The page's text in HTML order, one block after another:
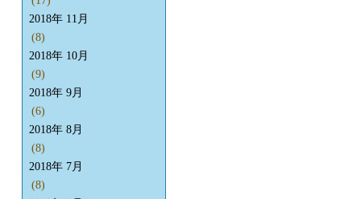
2018年 11月
(8)
2018年 10月
(9)
2018年 9月
(6)
2018年 8月
(8)
2018年 7月
(8)